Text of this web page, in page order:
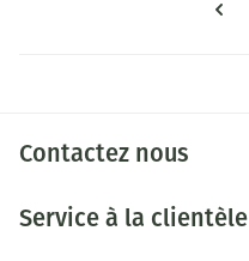
Contactez nous
Service à la clientèle